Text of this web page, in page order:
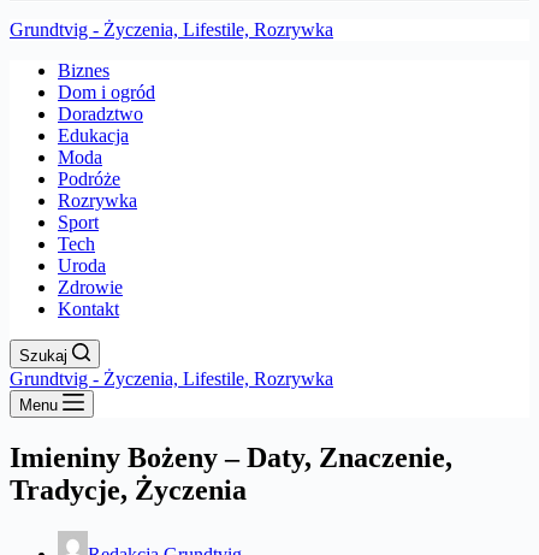
Grundtvig - Życzenia, Lifestile, Rozrywka
Biznes
Dom i ogród
Doradztwo
Edukacja
Moda
Podróże
Rozrywka
Sport
Tech
Uroda
Zdrowie
Kontakt
Szukaj
Grundtvig - Życzenia, Lifestile, Rozrywka
Menu
Imieniny Bożeny – Daty, Znaczenie,
Tradycje, Życzenia